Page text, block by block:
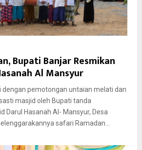
Bupati Banjar Resmikan
Al Mansyur
dengan pemotongan untaian melati dan
masjid oleh Bupati tanda
Darul Hasanah Al- Mansyur, Desa
safari Ramadan...